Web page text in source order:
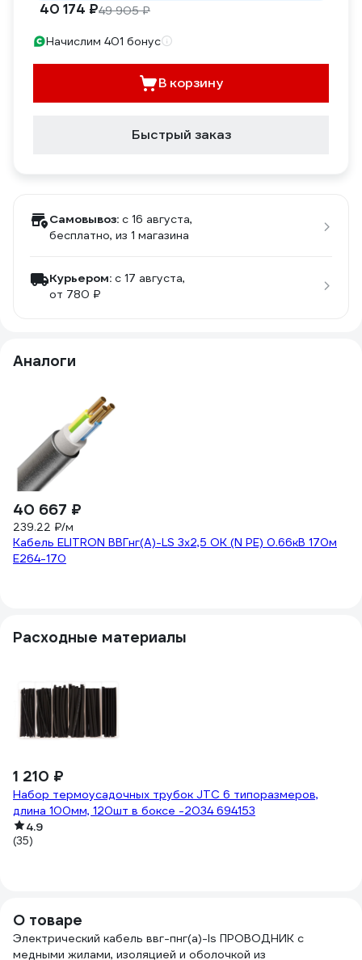
40 174 ₽49 905 ₽
Начислим 401 бонус
В корзину
Быстрый заказ
Самовывоз: c 16 августа,
бесплатно, из 1 магазина
Курьером: c 17 августа,
от 780 ₽
Аналоги
40 667 ₽
239.22 ₽/м
Кабель ELITRON ВВГнг(А)-LS 3х2,5 ОК (N PE) 0.66кВ 170м
E264-170
Расходные материалы
1 210 ₽
Набор термоусадочных трубок JTC 6 типоразмеров,
длина 100мм, 120шт в боксе -2034 694153
4.9
(35)
О товаре
Электрический кабель ввг-пнг(a)-ls ПРОВОДНИК с
медными жилами, изоляцией и оболочкой из